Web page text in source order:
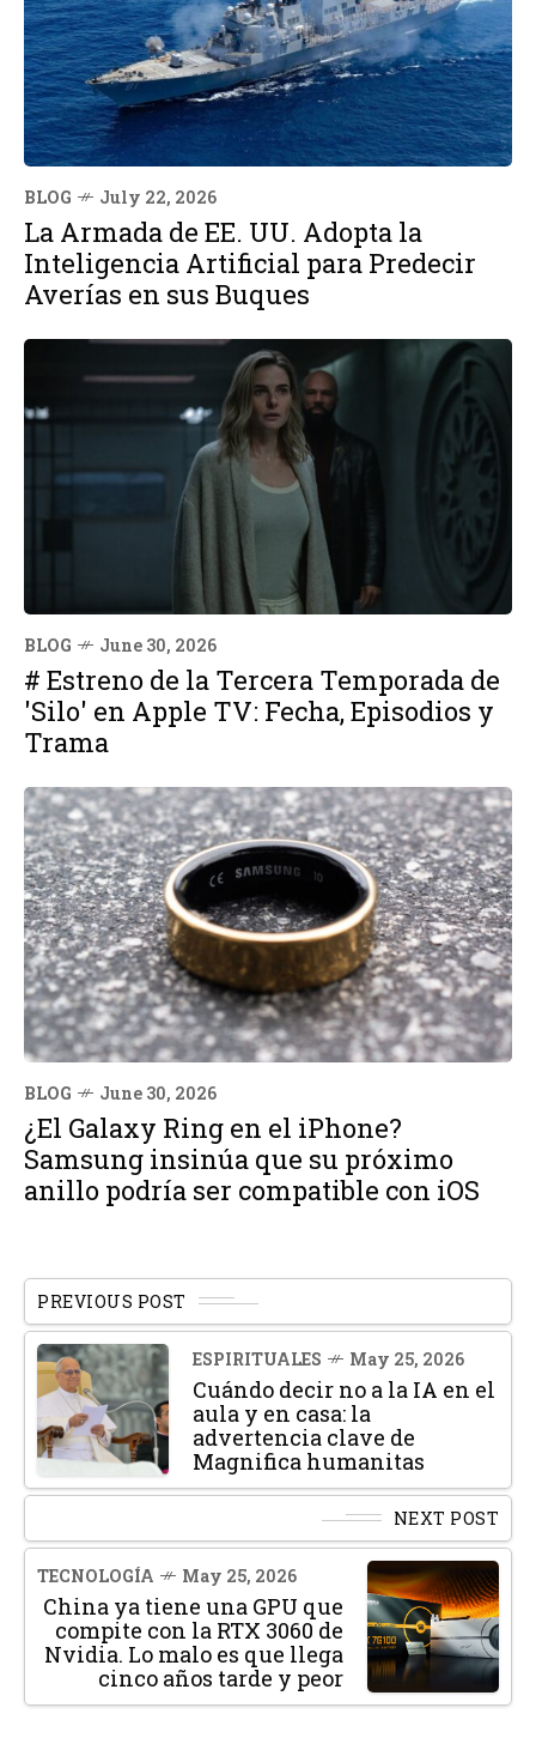
BLOG July 22, 2026
La Armada de EE. UU. Adopta la
Inteligencia Artificial para Predecir
Averías en sus Buques
BLOG June 30, 2026
# Estreno de la Tercera Temporada de
'Silo' en Apple TV: Fecha, Episodios y
Trama
BLOG June 30, 2026
¿El Galaxy Ring en el iPhone?
Samsung insinúa que su próximo
anillo podría ser compatible con iOS
PREVIOUS POST
ESPIRITUALES May 25, 2026
Cuándo decir no a la IA en el
aula y en casa: la
advertencia clave de
Magnifica humanitas
NEXT POST
TECNOLOGÍA May 25, 2026
China ya tiene una GPU que
compite con la RTX 3060 de
Nvidia. Lo malo es que llega
cinco años tarde y peor